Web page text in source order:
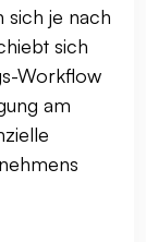
sich je nach
sich
Workflow
am